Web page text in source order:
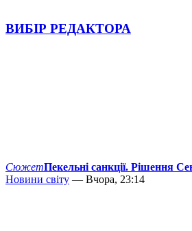
ВИБІР РЕДАКТОРА
СюжетПекельні санкції. Рішення
Новини світу — Вчора, 23:14